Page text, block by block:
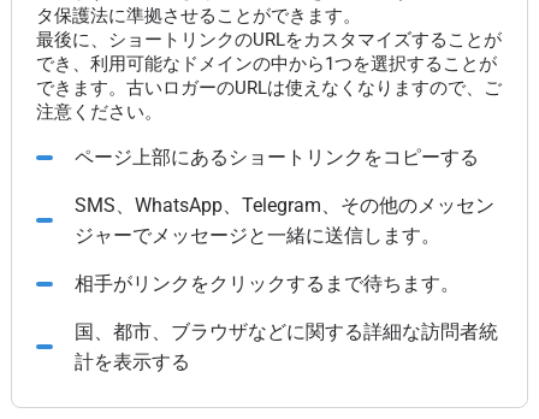
タ保護法に準拠させることができます。
最後に、ショートリンクのURLをカスタマイズすることが
でき、利用可能なドメインの中から1つを選択することが
できます。古いロガーのURLは使えなくなりますので、ご
注意ください。
ページ上部にあるショートリンクをコピーする
SMS、WhatsApp、Telegram、その他のメッセン
ジャーでメッセージと一緒に送信します。
相手がリンクをクリックするまで待ちます。
国、都市、ブラウザなどに関する詳細な訪問者統
計を表示する